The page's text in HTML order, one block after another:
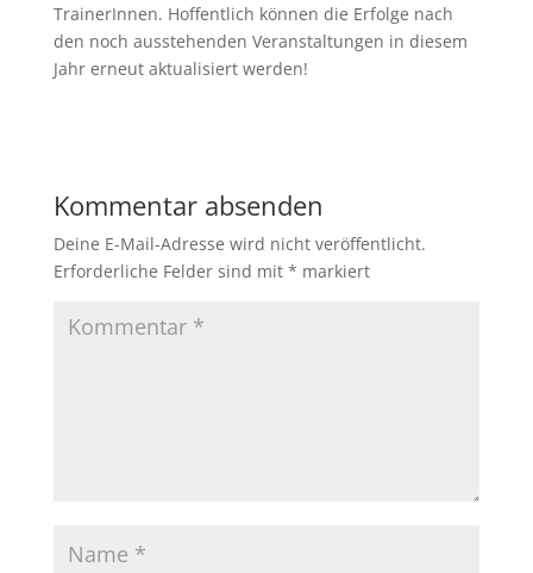
TrainerInnen. Hoffentlich können die Erfolge nach
den noch ausstehenden Veranstaltungen in diesem
Jahr erneut aktualisiert werden!
Kommentar absenden
Deine E-Mail-Adresse wird nicht veröffentlicht.
Erforderliche Felder sind mit * markiert